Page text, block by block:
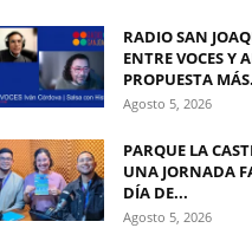
RADIO SAN
ENTRE VOCES Y
PROPUESTA
Agosto 5, 2026
PARQUE LA
UNA JORNADA
DÍA DE...
Agosto 5, 2026